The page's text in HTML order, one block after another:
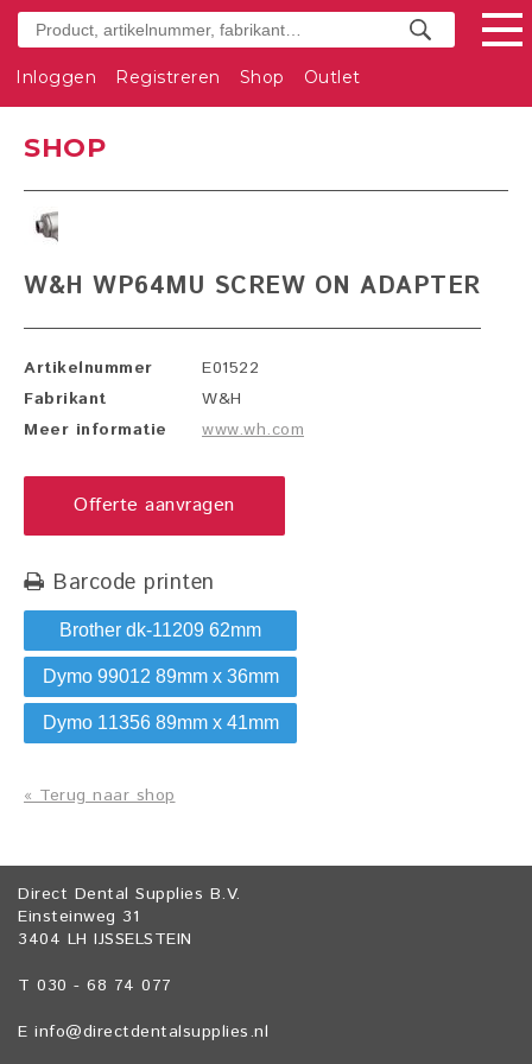
Inloggen Registreren Shop Outlet
SHOP
W&H WP64MU SCREW ON ADAPTER
Artikelnummer
E01522
Fabrikant
W&H
Meer informatie
www.wh.com
Offerte aanvragen
Barcode printen
Brother dk-11209 62mm
Dymo 99012 89mm x 36mm
Dymo 11356 89mm x 41mm
« Terug naar shop
Direct Dental Supplies B.V.
Einsteinweg 31
3404 LH IJSSELSTEIN
T 030 - 68 74 077
E info@directdentalsupplies.nl